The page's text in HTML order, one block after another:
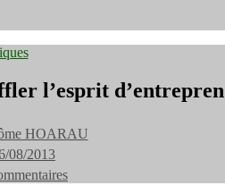
l’esprit
HOARAU
08/2013
Une